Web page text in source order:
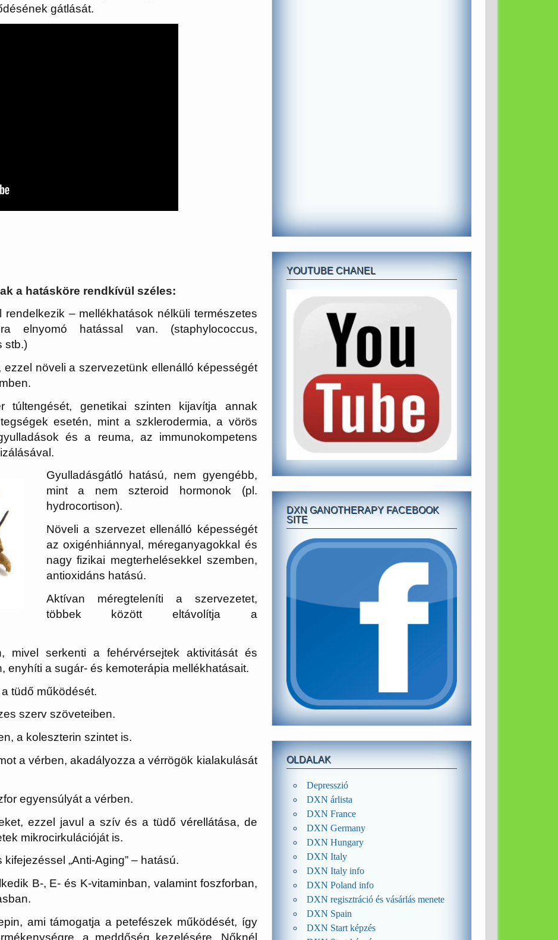
gátlását.
a hatásköre rendkívül széles:
– mellékhatások nélküli természetes
elnyomó hatással van. (staphylococcus,
stb.)
növeli a szervezetünk ellenálló képességét
túltengését, genetikai szinten kijavítja annak
esetén, mint a szklerodermia, a vörös
és a reuma, az immunokompetens
Gyulladásgátló hatású, nem gyengébb,
mint a nem szteroid hormonok (pl.
hydrocortison).
Növeli a szervezet ellenálló képességét
az oxigénhiánnyal, méreganyagokkal és
nagy fizikai megterhelésekkel szemben,
antioxidáns hatású.
Aktívan méregteleníti a szervezetet,
többek között eltávolítja a
mivel serkenti a fehérvérsejtek aktivitását és
enyhíti a sugár- és kemoterápia mellékhatásait.
tüdő működését.
szerv szöveteiben.
a koleszterin szintet is.
a vérben, akadályozza a vérrögök kialakulását
egyensúlyát a vérben.
ezzel javul a szív és a tüdő vérellátása, de
mikrocirkulációját is.
„Anti-Aging” – hatású.
B-, E- és K-vitaminban, valamint foszforban,
ami támogatja a petefészek működését, így
a meddőség kezelésére. Nőknél
YOUTUBE CHANEL
DXN GANOTHERAPY FACEBOOK
SITE
OLDALAK
Depresszió
DXN árlista
DXN France
DXN Germany
DXN Hungary
DXN Italy
DXN Italy info
DXN Poland info
DXN regisztráció és vásárlás menete
DXN Spain
DXN Start képzés